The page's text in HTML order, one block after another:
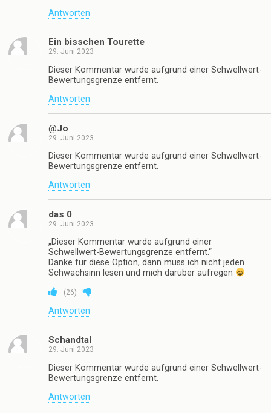
Antworten
Ein bisschen Tourette
29. Juni 2023
Dieser Kommentar wurde aufgrund einer Schwellwert-
Bewertungsgrenze entfernt.
Antworten
@Jo
29. Juni 2023
Dieser Kommentar wurde aufgrund einer Schwellwert-
Bewertungsgrenze entfernt.
Antworten
das 0
29. Juni 2023
„Dieser Kommentar wurde aufgrund einer
Schwellwert-Bewertungsgrenze entfernt.“
Danke für diese Option, dann muss ich nicht jeden
Schwachsinn lesen und mich darüber aufregen
(26)
Antworten
Schandtal
29. Juni 2023
Dieser Kommentar wurde aufgrund einer Schwellwert-
Bewertungsgrenze entfernt.
Antworten